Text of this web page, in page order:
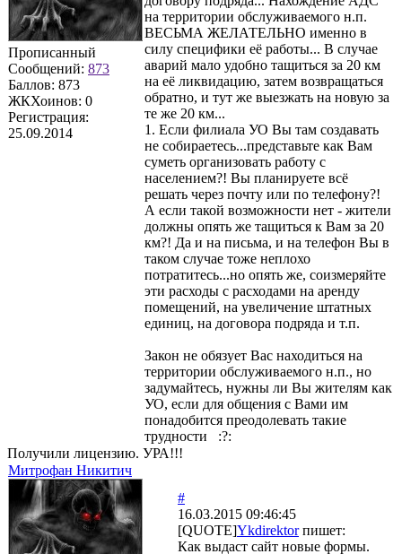
Прописанный
Сообщений: 873
Баллов: 873
ЖКХоинов: 0
Регистрация:
25.09.2014
на территории обслуживаемого н.п.
ВЕСЬМА ЖЕЛАТЕЛЬНО именно в
силу специфики её работы... В случае
аварий мало удобно тащиться за 20 км
на её ликвидацию, затем возвращаться
обратно, и тут же выезжать на новую за
те же 20 км...
1. Если филиала УО Вы там создавать
не собираетесь...представьте как Вам
суметь организовать работу с
населением?! Вы планируете всё
решать через почту или по телефону?!
А если такой возможности нет - жители
должны опять же тащиться к Вам за 20
км?! Да и на письма, и на телефон Вы в
таком случае тоже неплохо
потратитесь...но опять же, соизмеряйте
эти расходы с расходами на аренду
помещений, на увеличение штатных
единиц, на договора подряда и т.п.
Закон не обязует Вас находиться на
территории обслуживаемого н.п., но
задумайтесь, нужны ли Вы жителям как
УО, если для общения с Вами им
понадобится преодолевать такие
трудности :?:
Получили лицензию. УРА!!!
Митрофан Никитич
#
16.03.2015 09:46:45
[QUOTE]Ykdirektorпишет:
Как выдаст сайт новые формы.